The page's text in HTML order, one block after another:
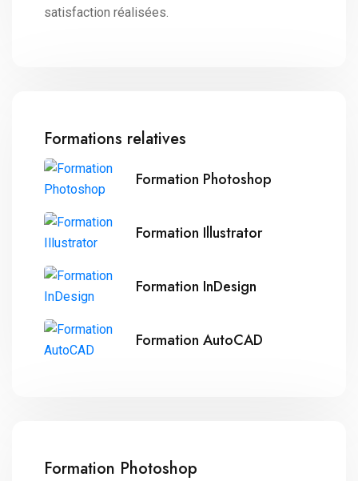
satisfaction réalisées.
Formations relatives
Formation Photoshop
Formation Illustrator
Formation InDesign
Formation AutoCAD
Formation Photoshop